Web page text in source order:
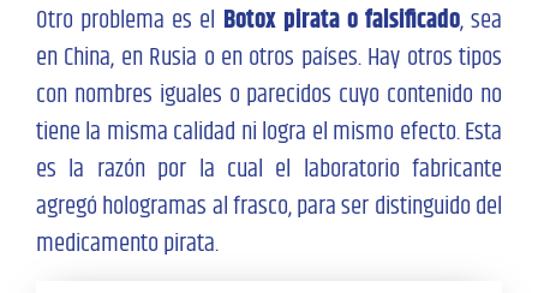
Otro problema es el Botox pirata o falsificado, sea
en China, en Rusia o en otros países. Hay otros tipos
con nombres iguales o parecidos cuyo contenido no
tiene la misma calidad ni logra el mismo efecto. Esta
es la razón por la cual el laboratorio fabricante
agregó hologramas al frasco, para ser distinguido del
medicamento pirata.